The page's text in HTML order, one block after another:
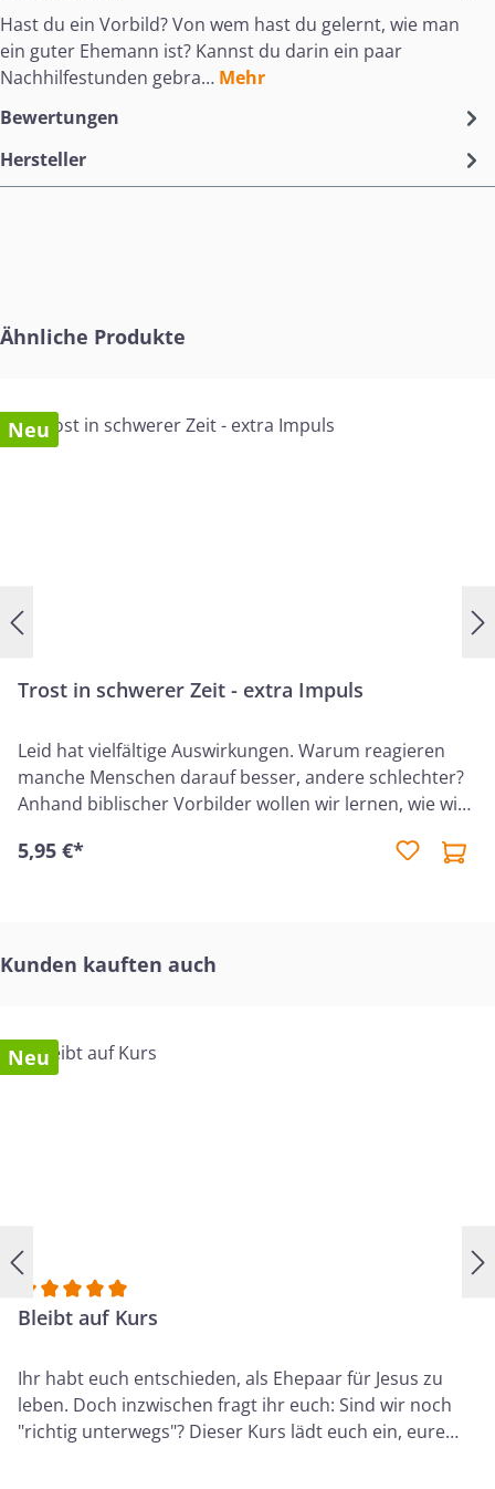
Hast du ein Vorbild? Von wem hast du gelernt, wie man
ein guter Ehemann ist? Kannst du darin ein paar
Nachhilfestunden gebra… Mehr
Bewertungen
Hersteller
Produktgalerie überspringen
Ähnliche Produkte
Neu
Trost in schwerer Zeit - extra Impuls
Leid hat vielfältige Auswirkungen. Warum reagieren
manche Menschen darauf besser, andere schlechter?
Anhand biblischer Vorbilder wollen wir lernen, wie wir
können. Und wir betrachten das größte Beispiel für
5,95 €*
Produktgalerie überspringen
Kunden kauften auch
Neu
Durchschnittliche Bewertung von 5 von 5 Sternen
Bleibt auf Kurs
Ihr habt euch entschieden, als Ehepaar für Jesus zu
leben. Doch inzwischen fragt ihr euch: Sind wir noch
"richtig unterwegs"? Dieser Kurs lädt euch ein, eure